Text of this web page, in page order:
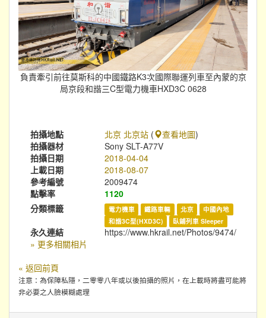
負責牽引前往莫斯科的中國鐵路K3次國際聯運列車至內蒙的京
局京段和諧三C型電力機車HXD3C 0628
拍攝地點 北京 北京站 ( 查看地圖)
拍攝器材
Sony SLT-A77V
拍攝日期
2018-04-04
上載日期
2018-08-07
參考編號
2009474
點擊率
1120
分類標籤
電力機車 鐵路車輛 北京
中國內地
和諧3C型(HXD3C)
臥鋪列車 Sleeper
永久連結
https://www.hkrail.net/Photos/9474/
» 更多相關相片
« 返回前頁
注意：為保障私隱，二零零八年或以後拍攝的照片，在上載時將盡可能將
非必要之人臉模糊處理